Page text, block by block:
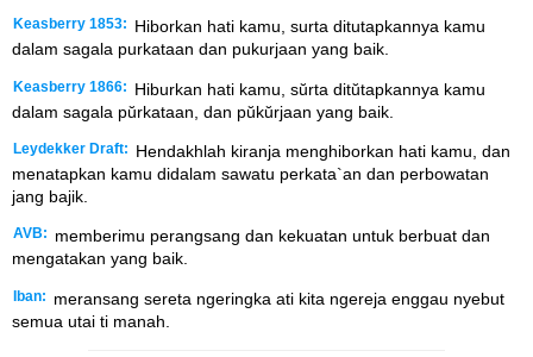
Keasberry 1853:
Hiborkan hati kamu, surta ditutapkannya kamu
dalam sagala purkataan dan pukurjaan yang baik.
Keasberry 1866:
Hiburkan hati kamu, sŭrta ditŭtapkannya kamu
dalam sagala pŭrkataan, dan pŭkŭrjaan yang baik.
Leydekker Draft:
Hendakhlah kiranja menghiborkan hati kamu, dan
menatapkan kamu didalam sawatu perkata`an dan perbowatan
jang bajik.
AVB:
memberimu perangsang dan kekuatan untuk berbuat dan
mengatakan yang baik.
Iban:
meransang sereta ngeringka ati kita ngereja enggau nyebut
semua utai ti manah.